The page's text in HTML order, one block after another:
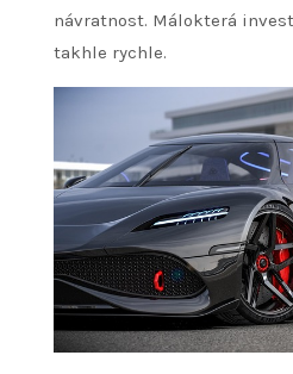
návratnost. Málokterá
takhle rychle.